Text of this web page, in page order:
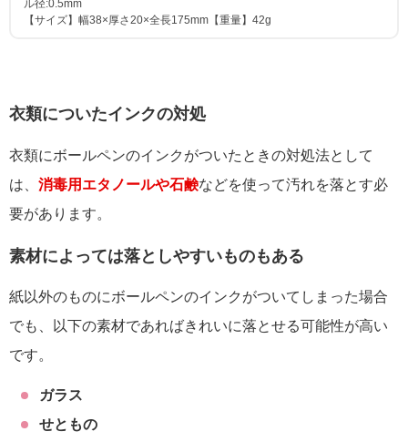
ル径:0.5mm
【サイズ】幅38×厚さ20×全長175mm【重量】42g
衣類についたインクの対処
衣類にボールペンのインクがついたときの対処法として
は、 消毒用エタノールや石鹸などを使って汚れを落とす必
要があります。
素材によっては落としやすいものもある
紙以外のものにボールペンのインクがついてしまった場合
でも、以下の素材であればきれいに落とせる可能性が高い
です。
ガラス
せともの